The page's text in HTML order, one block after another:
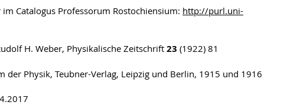
Catalogus Professorum Rostochiensium: http://purl.uni-
H. Weber, Physikalische Zeitschrift 23 (1922) 81
der Physik, Teubner-Verlag, Leipzig und Berlin, 1915 und 1916